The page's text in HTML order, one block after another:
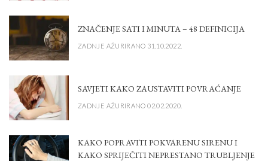
ZNAČENJE SATI I MINUTA – 48 DEFINICIJA
ZADNJE AŽURIRANO 31.10.2022.
SAVJETI KAKO ZAUSTAVITI POVRAĆANJE
ZADNJE AŽURIRANO 02.02.2020.
KAKO POPRAVITI POKVARENU SIRENU I
KAKO SPRIJEČITI NEPRESTANO TRUBLJENJE